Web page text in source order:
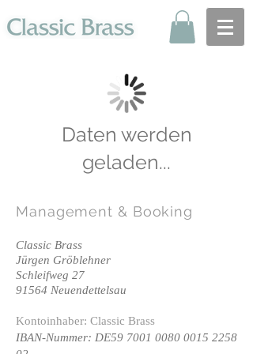
Daten werden
geladen...
Management & Booking
Classic Brass
Jürgen Gröblehner
Schleifweg 27
91564 Neuendettelsau
Kontoinhaber: Classic Brass
IBAN-Nummer: DE59 7001 0080 0015 2258